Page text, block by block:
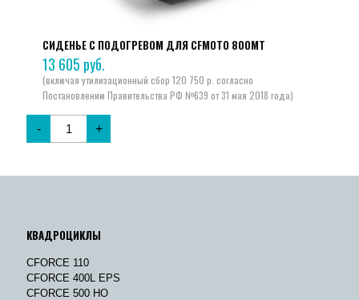
СИДЕНЬЕ С ПОДОГРЕВОМ ДЛЯ CFMOTO 800MT
13 605 руб.
- +
КВАДРОЦИКЛЫ
CFORCE 110
CFORCE 400L EPS
CFORCE 500 HO